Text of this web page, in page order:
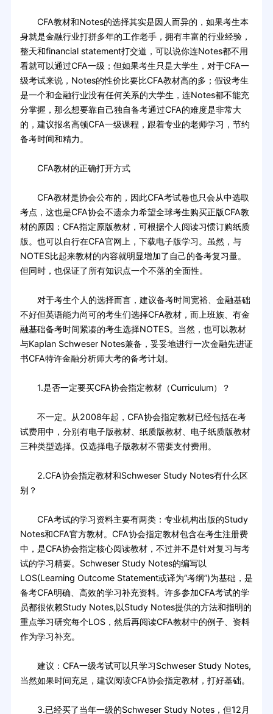
CFA教材和Notes的选择其实是因人而异的，如果考生本
身就是金融行业打拼多年的工作老手，拥有丰富的行业经验，
整天和financial statement打交道，可以说你连Notes都不用
看就可以通过CFA一级；但如果考生只是大学生，对于CFA一
级考试来说，Notes的性价比要比CFA教材高的多；假设考生
是一个和金融行业没有任何关系的大学生，连Notes都不能充
分掌握，那么想要靠自己独自备考通过CFA的难度是非常大
的，建议报名高顿CFA一级课程，跟着专业的老师学习，节约
备考时间和精力。
CFA教材的正确打开方式
CFA教材是协会公布的，因此CFA考试卷也只会从中选取
考点，这也是CFA协会不遗余力希望全球考生购买正版CFA教
材的原因；CFA指定原版教材，可根据个人阅读习惯订购纸质
版。也可以自行在CFA官网上，下载电子版学习。虽然，与
NOTES比起来教材的内容就明显增加了自己的备考复习量。
但同时，也保证了所有知识点一个不落的全面性。
对于考生个人的选择而言，建议备考时间宽裕、金融基础
不好但英语能力尚可的考生们选择CFA教材，而上班族、有金
融基础备考时间紧凑的考生选择NOTES。当然，也可以教材
与Kaplan Schweser Notes兼备，妥妥地进行一次金融先进证
书CFA特许金融分析师大考的备考计划。
1.是否一定要买CFA协会指定教材（Curriculum）？
不一定。从2008年起，CFA协会指定教材已经包括在考
试费用中，分别有电子版教材、纸质版教材、电子纸质版教材
三种类型选择。仅选择电子版教材不需要支付费用。
2.CFA协会指定教材和Schweser Study Notes有什么区
别？
CFA考试的学习资料主要有两类：专业机构出版的Study
Notes和CFA官方教材。CFA协会指定教材包含在考生注册费
中，是CFA协会指定核心阅读教材，不过并不是针对复习与考
试的学习精要。Schweser Study Notes的编写以
LOS(Learning Outcome Statement或译为“考纲”)为基础，是
备考CFA明确、高效的学习补充资料。许多参加CFA考试的学
员都很依赖Study Notes,以Study Notes提供的方法和指明的
重点学习研究每个LOS，然后再阅读CFA教材中的例子、资料
作为学习补充。
建议：CFA一级考试可以只学习Schweser Study Notes,
当然如果时间充足，建议阅读CFA协会指定教材，打好基础。
3.已经买了当年一级的Schweser Study Notes，但12月